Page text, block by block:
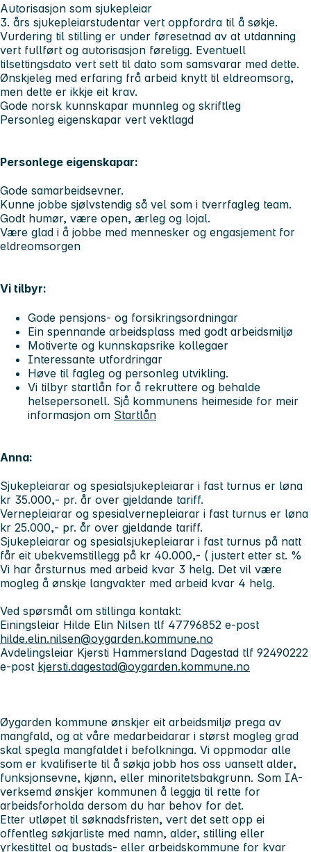
Autorisasjon som sjukepleiar
3. års sjukepleiarstudentar vert oppfordra til å søkje.
Vurdering til stilling er under føresetnad av at utdanning
vert fullført og autorisasjon føreligg. Eventuell
tilsettingsdato vert sett til dato som samsvarar med dette.
Ønskjeleg med erfaring frå arbeid knytt til eldreomsorg,
men dette er ikkje eit krav.
Gode norsk kunnskapar munnleg og skriftleg
Personleg eigenskapar vert vektlagd
Personlege eigenskapar:
Gode samarbeidsevner.
Kunne jobbe sjølvstendig så vel som i tverrfagleg team.
Godt humør, være open, ærleg og lojal.
Være glad i å jobbe med mennesker og engasjement for
eldreomsorgen
Vi tilbyr:
Gode pensjons- og forsikringsordningar
Ein spennande arbeidsplass med godt arbeidsmiljø
Motiverte og kunnskapsrike kollegaer
Interessante utfordringar
Høve til fagleg og personleg utvikling.
Vi tilbyr startlån for å rekruttere og behalde
helsepersonell. Sjå kommunens heimeside for meir
informasjon om Startlån
Anna:
Sjukepleiarar og spesialsjukepleiarar i fast turnus er løna
kr 35.000,- pr. år over gjeldande tariff.
Vernepleiarar og spesialvernepleiarar i fast turnus er løna
kr 25.000,- pr. år over gjeldande tariff.
Sjukepleiarar og spesialsjukepleiarar i fast turnus på natt
får eit ubekvemstillegg på kr 40.000,- ( justert etter st. %
Vi har årsturnus med arbeid kvar 3 helg. Det vil være
mogleg å ønskje langvakter med arbeid kvar 4 helg.
Ved spørsmål om stillinga kontakt:
Einingsleiar Hilde Elin Nilsen tlf 47796852 e-post
hilde.elin.nilsen@oygarden.kommune.no
Avdelingsleiar Kjersti Hammersland Dagestad tlf 92490222
e-post kjersti.dagestad@oygarden.kommune.no
Øygarden kommune ønskjer eit arbeidsmiljø prega av
mangfald, og at våre medarbeidarar i størst mogleg grad
skal spegla mangfaldet i befolkninga. Vi oppmodar alle
som er kvalifiserte til å søkja jobb hos oss uansett alder,
funksjonsevne, kjønn, eller minoritetsbakgrunn. Som IA-
verksemd ønskjer kommunen å leggja til rette for
arbeidsforholda dersom du har behov for det.
Etter utløpet til søknadsfristen, vert det sett opp ei
offentleg søkjarliste med namn, alder, stilling eller
yrkestittel og bustads- eller arbeidskommune for kvar